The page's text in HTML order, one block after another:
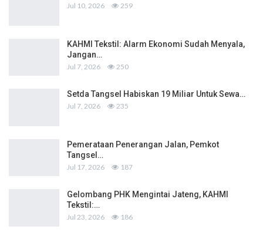
Jul 10, 2026 259
KAHMI Tekstil: Alarm Ekonomi Sudah Menyala,
Jangan…
Jul 7, 2026 250
Setda Tangsel Habiskan 19 Miliar Untuk Sewa…
Jul 7, 2026 235
Pemerataan Penerangan Jalan, Pemkot
Tangsel…
Jul 17, 2026 187
Gelombang PHK Mengintai Jateng, KAHMI
Tekstil:…
Jul 23, 2026 186